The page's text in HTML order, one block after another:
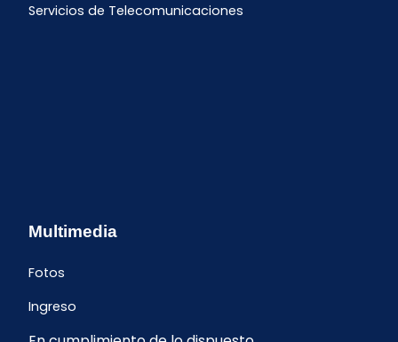
Servicios de Telecomunicaciones
Multimedia
Fotos
Ingreso